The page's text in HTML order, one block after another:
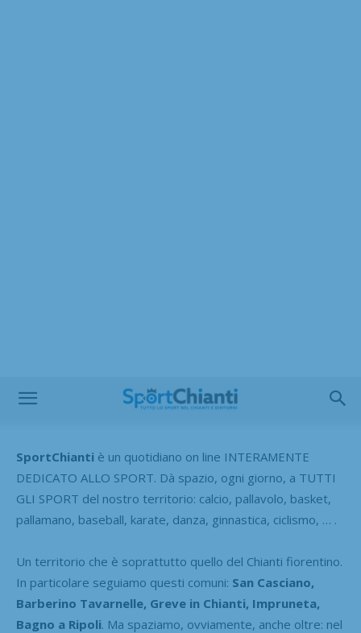
SportChianti è un quotidiano on line INTERAMENTE
DEDICATO ALLO SPORT. Dà spazio, ogni giorno, a TUTTI
GLI SPORT del nostro territorio: calcio, pallavolo, basket,
pallamano, baseball, karate, danza, ginnastica, ciclismo, … .
Un territorio che è soprattutto quello del Chianti fiorentino.
In particolare seguiamo questi comuni: San Casciano,
Barberino Tavarnelle, Greve in Chianti, Impruneta,
Bagno a Ripoli. Ma spaziamo, ovviamente, anche oltre: nel